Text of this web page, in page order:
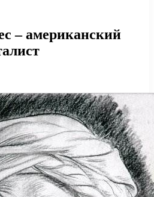
– американский